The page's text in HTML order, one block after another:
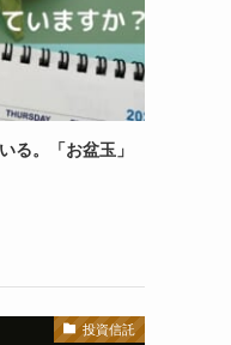
る。「お盆玉」
投資信託